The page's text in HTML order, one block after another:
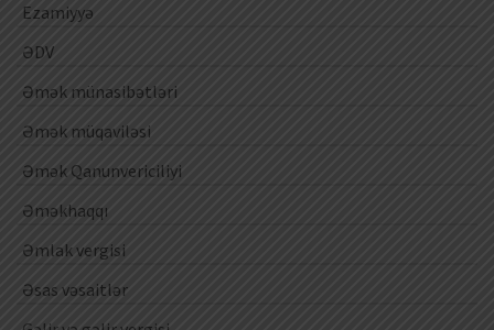
Ezamiyyə
ƏDV
Əmək münasibətləri
Əmək müqaviləsi
Əmək Qanunvericiliyi
Əməkhaqqı
Əmlak vergisi
Əsas vəsaitlər